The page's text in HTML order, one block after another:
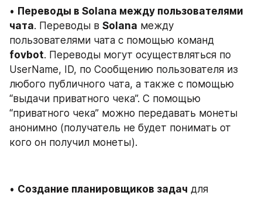
• Переводы в Solana между пользователями
чата. Переводы в Solana между
fovbot. Переводы могут осуществляться по
UserName, ID, по Сообщению пользователя из
любого публичного чата, а также с помощью
“выдачи приватного чека”. С помощью
“приватного чека” можно передавать монеты
анонимно (получатель не будет понимать от
кого он получил монеты).
• Создание планировщиков задач для